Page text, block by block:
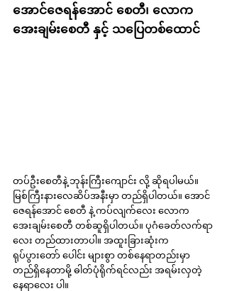
အောင်ဇေရန်အောင် စေတီ၊ လောက
အေးချမ်းစေတီ နှင့် သပြေတစ်ထောင်
တပ်ဦးစေတီနဲ့ ဘုန်းကြီးကျောင်း လို့ ဆိုရပါမယ်။
မြစ်ကြီးနားလေဆိပ်အနီးမှာ တည်ရှိပါတယ်။ အောင်
ဇေရန်အောင် စေတီ နဲ့ ကပ်လျက်လေး လောက
အေးချမ်းစေတီ တစ်ဆူရှိပါတယ်။ ပုဂံခေတ်လက်ရာ
လေး တည်ထားတာပါ။ အထူးခြားဆုံးက
ရုပ်ပွားတော် ပေါင်း များစွာ တစ်နေရာတည်းမှာ
တည်ရှိနေတာမို့ ဓါတ်ပုံရိုက်ရင်လည်း အရမ်းလှတဲ့
နေရာလေး ပါ။